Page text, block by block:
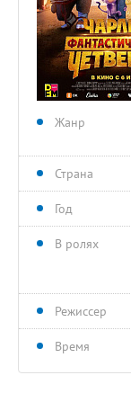
Жанр
Страна
Год
В ролях
Режиссер
Время